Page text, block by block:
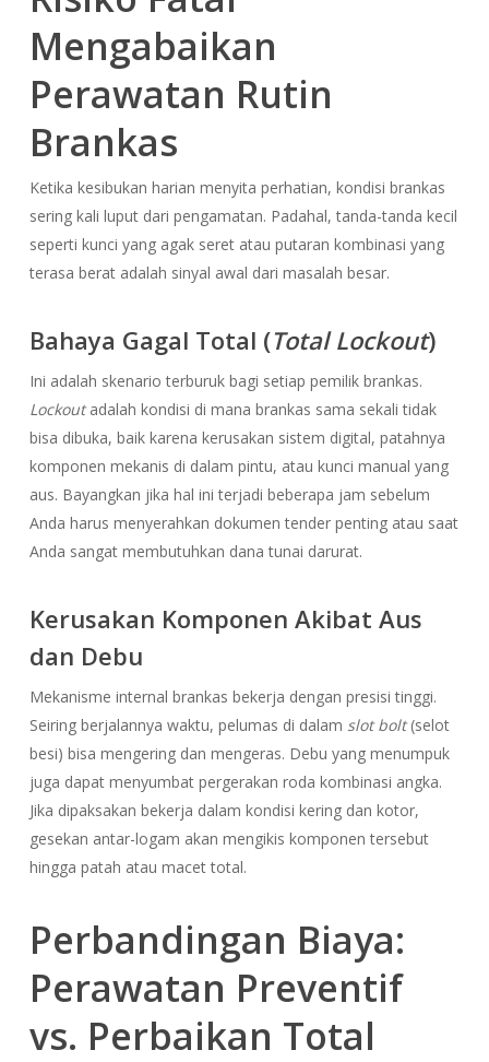
Mengabaikan
Perawatan Rutin
Brankas
Ketika kesibukan harian menyita perhatian, kondisi brankas
sering kali luput dari pengamatan. Padahal, tanda-tanda kecil
seperti kunci yang agak seret atau putaran kombinasi yang
terasa berat adalah sinyal awal dari masalah besar.
Bahaya Gagal Total (Total Lockout)
Ini adalah skenario terburuk bagi setiap pemilik brankas.
Lockoutadalah kondisi di mana brankas sama sekali tidak
bisa dibuka, baik karena kerusakan sistem digital, patahnya
komponen mekanis di dalam pintu, atau kunci manual yang
aus. Bayangkan jika hal ini terjadi beberapa jam sebelum
Anda harus menyerahkan dokumen tender penting atau saat
Anda sangat membutuhkan dana tunai darurat.
Kerusakan Komponen Akibat Aus
dan Debu
Mekanisme internal brankas bekerja dengan presisi tinggi.
Seiring berjalannya waktu, pelumas di dalam slot bolt(selot
besi) bisa mengering dan mengeras. Debu yang menumpuk
juga dapat menyumbat pergerakan roda kombinasi angka.
Jika dipaksakan bekerja dalam kondisi kering dan kotor,
gesekan antar-logam akan mengikis komponen tersebut
hingga patah atau macet total.
Perbandingan Biaya:
Perawatan Preventif
vs. Perbaikan Total